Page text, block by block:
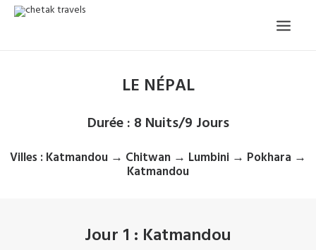
DEMANDE CIRCUIT
LE NÉPAL
Durée: 8 Nuits/9 Jours
Villes : Katmandou → Chitwan → Lumbini → Pokhara →
Katmandou
Jour 1 : Katmandou